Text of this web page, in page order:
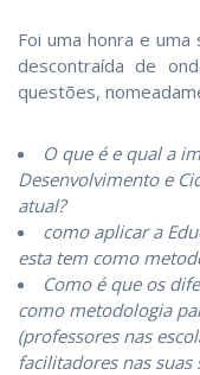
Foi uma honra e
descontraída de
questões,
O que é e qual a
Desenvolvimento e
atual?
como aplicar a
esta tem como
Como é que os
como metodologia
(professores nas
facilitadores nas suas